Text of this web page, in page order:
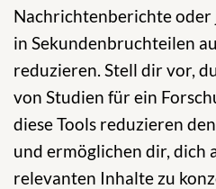
Nachrichtenberichte
in Sekundenbruchteilen
reduzieren. Stell dir vor,
von Studien für ein
diese Tools reduzieren
und ermöglichen dir, dich
relevanten Inhalte zu